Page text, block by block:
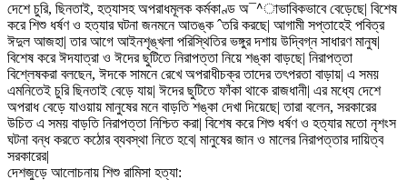
দেশে চুরি, ছিনতাই, হত্যাসহ অপরাধমূলক কর্মকাণ্ড অ¯^াভাবিকভাবে বেড়েছে| বিশেষ
করে শিশু ধর্ষণ ও হত্যার ঘটনা জনমনে আতঙ্ক ˆতরি করছে| আগামী সপ্তাহেই পবিত্র
ঈদুল আজহা| তার আগে আইনশৃঙ্খলা পরিস্থিতির ভঙ্গুর দশায় উদ্বিগ্ন সাধারণ মানুষ|
বিশেষ করে ঈদযাত্রা ও ঈদের ছুটিতে নিরাপত্তা নিয়ে শঙ্কা বাড়ছে| নিরাপত্তা
বিশ্লেষকরা বলছেন, ঈদকে সামনে রেখে অপরাধীচক্র তাদের তৎপরতা বাড়ায়| এ সময়
এমনিতেই চুরি ছিনতাই বেড়ে যায়| ঈদের ছুটিতে ফাঁকা থাকে রাজধানী| এর মধ্যে দেশে
অপরাধ বেড়ে যাওয়ায় মানুষের মনে বাড়তি শঙ্কা দেখা দিয়েছে| তারা বলেন, সরকারের
উচিত এ সময় বাড়তি নিরাপত্তা নিশ্চিত করা| বিশেষ করে শিশু ধর্ষণ ও হত্যার মতো নৃশংস
ঘটনা বন্ধ করতে কঠোর ব্যবস্থা নিতে হবে| মানুষের জান ও মালের নিরাপত্তার দায়িত্ব
সরকারের|
দেশজুড়ে আলোচনায় শিশু রামিসা হত্যা: